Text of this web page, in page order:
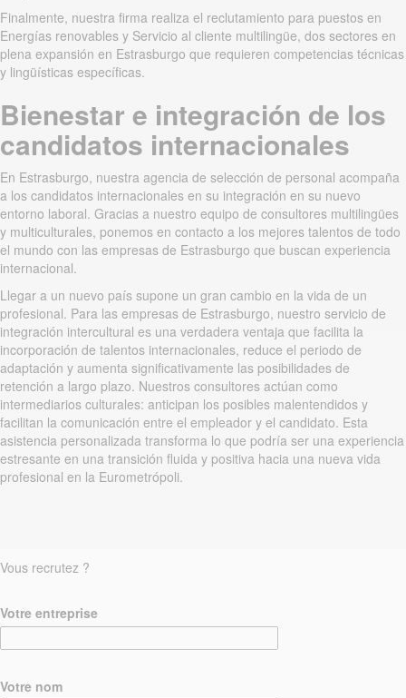
Finalmente, nuestra firma realiza el reclutamiento para puestos en
Energías renovables y Servicio al cliente multilingüe, dos sectores en
plena expansión en Estrasburgo que requieren competencias técnicas
y lingüísticas específicas.
Bienestar e integración de los
candidatos internacionales
En Estrasburgo, nuestra agencia de selección de personal acompaña
a los candidatos internacionales en su integración en su nuevo
entorno laboral. Gracias a nuestro equipo de consultores multilingües
y multiculturales, ponemos en contacto a los mejores talentos de todo
el mundo con las empresas de Estrasburgo que buscan experiencia
internacional.
Llegar a un nuevo país supone un gran cambio en la vida de un
profesional. Para las empresas de Estrasburgo, nuestro servicio de
integración intercultural es una verdadera ventaja que facilita la
incorporación de talentos internacionales, reduce el periodo de
adaptación y aumenta significativamente las posibilidades de
retención a largo plazo. Nuestros consultores actúan como
intermediarios culturales: anticipan los posibles malentendidos y
facilitan la comunicación entre el empleador y el candidato. Esta
asistencia personalizada transforma lo que podría ser una experiencia
estresante en una transición fluida y positiva hacia una nueva vida
profesional en la Eurometrópoli.
Vous recrutez ?
Votre entreprise
Votre nom